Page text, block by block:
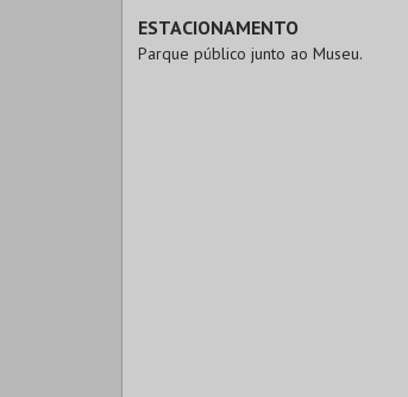
ESTACIONAMENTO
Parque público junto ao Museu.